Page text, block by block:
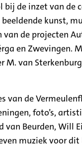
de inzet van de
kunst,
de projecten
en Zwevingen.
M. van
van de
foto’s,
Beurden, Will
muziek voor